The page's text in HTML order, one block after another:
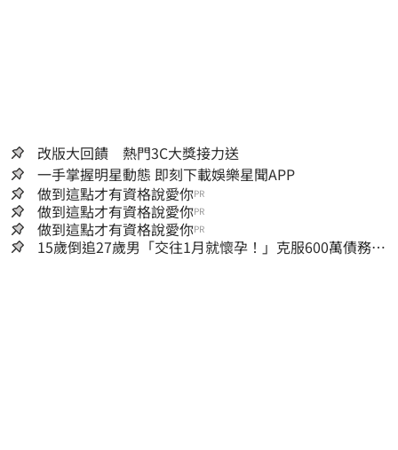
改版大回饋 熱門3C大獎接力送
一手掌握明星動態 即刻下載娛樂星聞APP
做到這點才有資格說愛你PR
做到這點才有資格說愛你PR
做到這點才有資格說愛你PR
15歲倒追27歲男「交往1月就懷孕！」克服600萬債務